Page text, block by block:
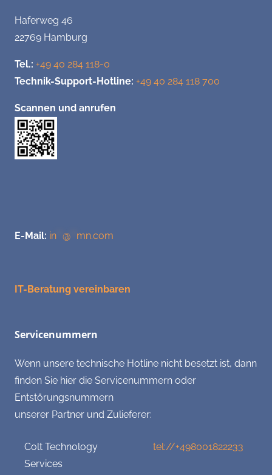
Haferweg 46
22769 Hamburg
Tel.: +49 40 284 118-0
Technik-Support-Hotline: +49 40 284 118 700
Scannen und anrufen
E-Mail: in @ mn.com
IT-Beratung vereinbaren
Servicenummern
Wenn unsere technische Hotline nicht besetzt ist, dann
finden Sie hier die Servicenummern oder
Entstörungsnummern
unserer Partner und Zulieferer:
Colt Technology
Services
tel://+498001822233